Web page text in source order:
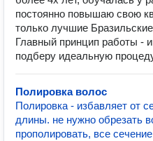
постоянно повышаю свою
только лучшие
Главный принцип работы -
подберу идеальную
Полировка волос
Полировка - избавляет от
длины. не нужно обрезать
прополировать, все